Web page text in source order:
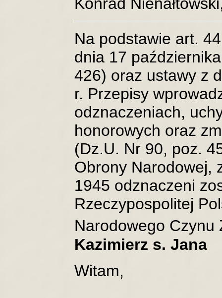
Na podstawie art.
dnia 17
426) oraz ustawy z
r. Przepisy
odznaczeniach,
honorowych oraz
(Dz.U. Nr 90, poz.
Obrony Narodowej,
1945 odznaczeni
Rzeczypospolitej
Narodowego Czynu
Kazimierz s. Jana
Witam,